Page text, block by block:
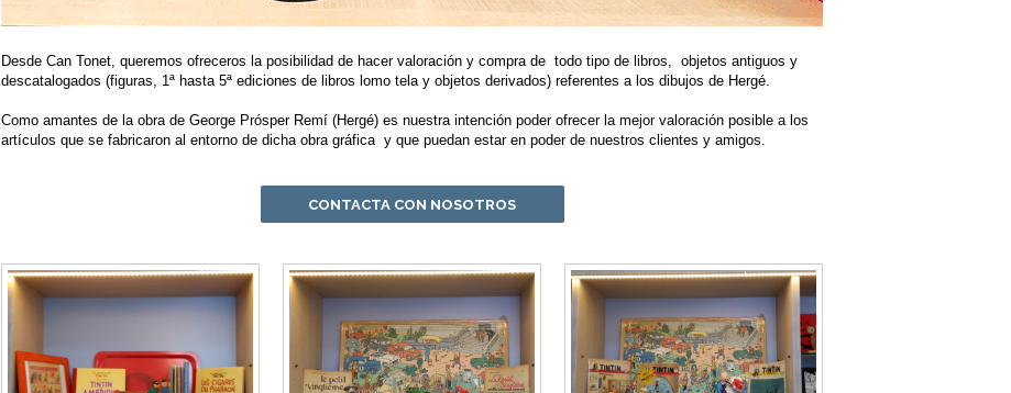
Desde Can Tonet, queremos ofreceros la posibilidad de hacer valoración y compra de todo tipo de libros, objetos antiguos y
descatalogados (figuras, 1ª hasta 5ª ediciones de libros lomo tela y objetos derivados) referentes a los dibujos de Hergé.
Como amantes de la obra de George Prósper Remí (Hergé) es nuestra intención poder ofrecer la mejor valoración posible a los
artículos que se fabricaron al entorno de dicha obra gráfica y que puedan estar en poder de nuestros clientes y amigos.
CONTACTA CON NOSOTROS